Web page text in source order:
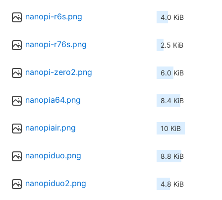
nanopi-r6s.png 4.0 KiB
nanopi-r76s.png 2.5 KiB
nanopi-zero2.png 6.0 KiB
nanopia64.png 8.4 KiB
nanopiair.png 10 KiB
nanopiduo.png 8.8 KiB
nanopiduo2.png 4.8 KiB